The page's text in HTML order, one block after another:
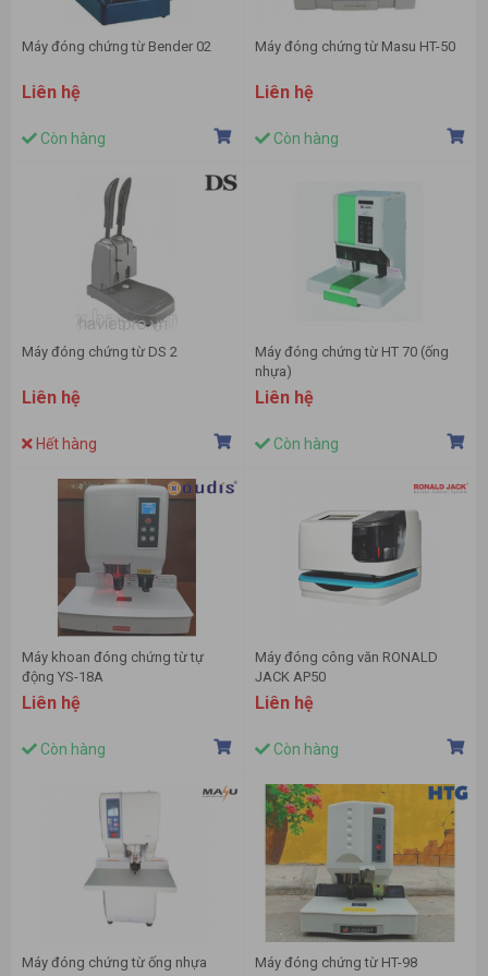
Máy đóng chứng từ Bender 02
Liên hệ
Còn hàng
Máy đóng chứng từ Masu HT-50
Liên hệ
Còn hàng
Máy đóng chứng từ DS 2
Liên hệ
Hết hàng
Máy đóng chứng từ HT 70 (ống
nhựa)
Liên hệ
Còn hàng
Máy khoan đóng chứng từ tự
động YS-18A
Liên hệ
Còn hàng
Máy đóng công văn RONALD
JACK AP50
Liên hệ
Còn hàng
Máy đóng chứng từ ống nhựa
Máy đóng chứng từ HT-98